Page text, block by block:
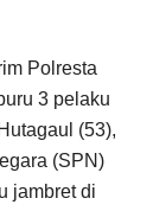
Polresta
3 pelaku
(53),
(SPN)
jambret di